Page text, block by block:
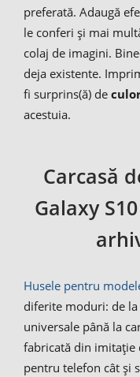
preferată. Adaugă
le conferi și mai
colaj de imagini.
deja existente.
fi surprins(ă) de
acestuia.
Carcasă
Galaxy
Husele pentru
diferite moduri: de
universale până la
fabricată din imitație
pentru telefon cât și